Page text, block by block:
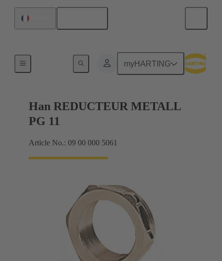
myHARTING
Presse-étoupes
Han REDUCTEUR METALL
PG 11
Article No.: 09 00 000 5061